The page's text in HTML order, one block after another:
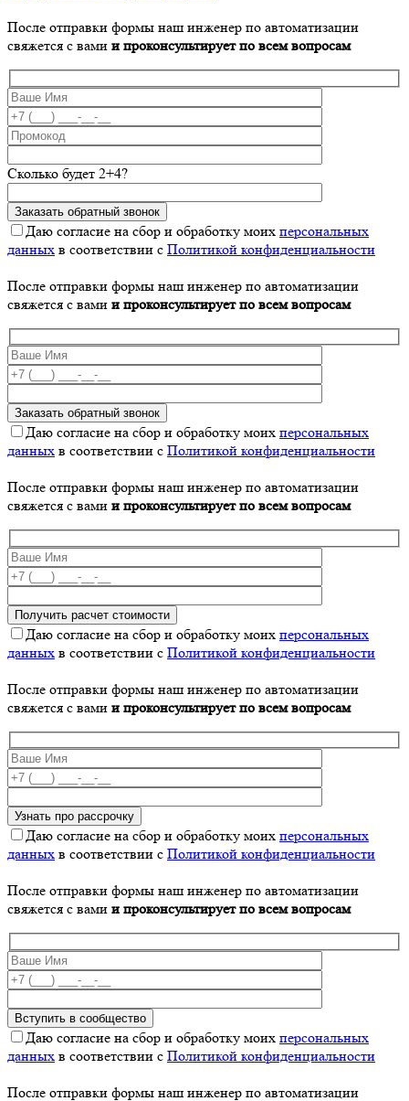
После отправки формы наш инженер по автоматизации
свяжется с вами и проконсультирует по всем вопросам
Сколько будет 2+4?
Даю согласие на сбор и обработку моих персональных
данных в соответствии с Политикой конфиденциальности
После отправки формы наш инженер по автоматизации
свяжется с вами и проконсультирует по всем вопросам
Даю согласие на сбор и обработку моих персональных
данных в соответствии с Политикой конфиденциальности
После отправки формы наш инженер по автоматизации
свяжется с вами и проконсультирует по всем вопросам
Даю согласие на сбор и обработку моих персональных
данных в соответствии с Политикой конфиденциальности
После отправки формы наш инженер по автоматизации
свяжется с вами и проконсультирует по всем вопросам
Даю согласие на сбор и обработку моих персональных
данных в соответствии с Политикой конфиденциальности
После отправки формы наш инженер по автоматизации
свяжется с вами и проконсультирует по всем вопросам
Даю согласие на сбор и обработку моих персональных
данных в соответствии с Политикой конфиденциальности
После отправки формы наш инженер по автоматизации